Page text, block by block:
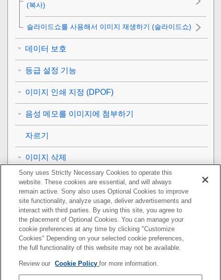
(복사)
슬라이드쇼를 사용해서 이미지 재생하기 (슬라이드쇼)
데이터 보호
등급 설정 기능
이미지 인쇄 지정 (DPOF)
음성 메모를 이미지에 첨부하기
자르기
이미지 삭제
TV로 이미지 보기
카메라의 사용자 설정
네트워크 기능 사용하기
컴퓨터 사용하기
MENU 항목 목록
Sony uses Strictly Necessary Cookies to operate this
website. These cookies are essential, and will always
remain active. Sony also uses Optional Cookies to improve
site functionality, analyze usage, deliver advertisements and
interact with third parties. By using this site, you agree to
the placement of Optional Cookies. You can manage your
cookie preferences at any time by clicking "Customize
Cookies" Depending on your selected cookie preferences,
the full functionality of this website may not be available.
Review our Cookie Policyfor more information.